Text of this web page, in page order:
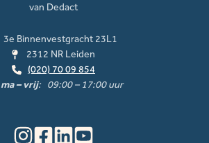
van Dedact
3e Binnenvestgracht 23L1
2312 NR Leiden
(020) 70 09 854
ma – vrij: 09:00 – 17:00 uur